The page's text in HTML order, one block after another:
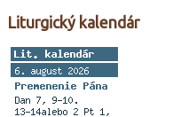
Liturgický kalendár